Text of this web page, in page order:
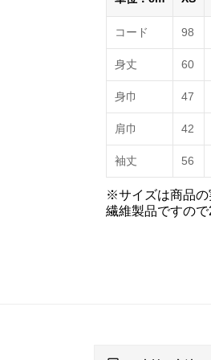
コード 98
身丈 60
身巾 47
肩巾 42
袖丈 56
※サイズは商品の
繊維製品ですので